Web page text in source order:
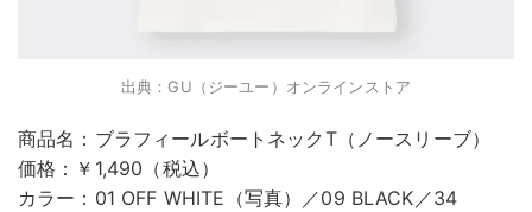
出典：GU（ジーユー）オンラインストア
商品名：ブラフィールボートネックT（ノースリーブ）
価格：￥1,490（税込）
カラー：01 OFF WHITE（写真）／09 BLACK／34